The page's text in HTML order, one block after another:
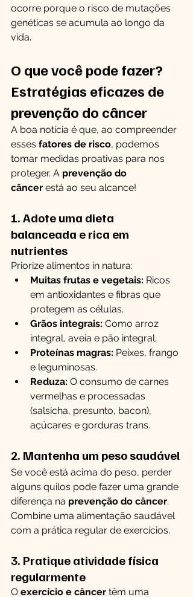
ocorre porque o risco de mutações
genéticas se acumula ao longo da
vida.
O que você pode fazer?
Estratégias eficazes de
prevenção do câncer
A boa notícia é que, ao compreender
esses fatores de risco, podemos
tomar medidas proativas para nos
proteger. A prevenção do
câncer está ao seu alcance!
1. Adote uma dieta
balanceada e rica em
nutrientes
Priorize alimentos in natura:
Muitas frutas e vegetais: Ricos
em antioxidantes e fibras que
protegem as células.
Grãos integrais: Como arroz
integral, aveia e pão integral.
Proteínas magras: Peixes, frango
e leguminosas.
Reduza: O consumo de carnes
vermelhas e processadas
(salsicha, presunto, bacon),
açúcares e gorduras trans.
2. Mantenha um peso saudável
Se você está acima do peso, perder
alguns quilos pode fazer uma grande
diferença na prevenção do câncer.
Combine uma alimentação saudável
com a prática regular de exercícios.
3. Pratique atividade física
regularmente
O exercício e câncer têm uma